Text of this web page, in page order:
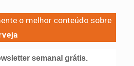
o melhor conteúdo sobre
semanal grátis.